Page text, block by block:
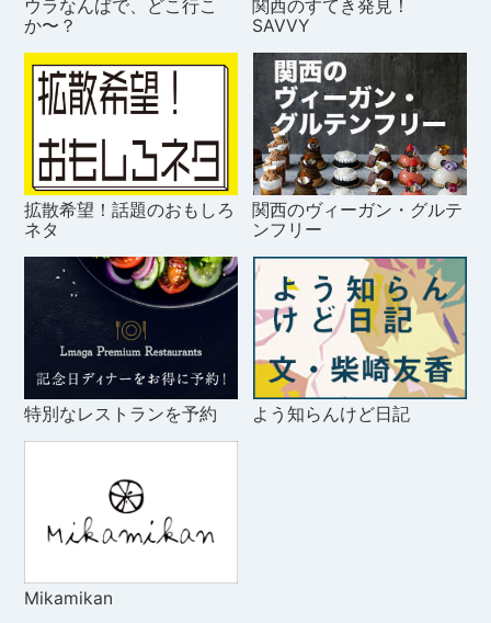
ウラなんばで、どこ行こ
か〜？
関西のすてき発見！
SAVVY
拡散希望！話題のおもしろ
ネタ
関西のヴィーガン・グルテ
ンフリー
特別なレストランを予約 よう知らんけど日記
Mikamikan